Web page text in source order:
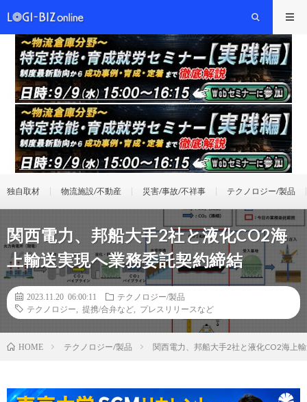
独自取材 物流施設/不動産 災害/事故/不祥事 テクノロジー/製品
関西電力、邦船大手2社と液化CO2海
上輸送実現へ業務委託契約締結
2023.11.20 06:00:11
テクノロジー/製品
テクノロジー
提携/合弁など プレスリリースなど
HOME テクノロジー/製品 関西電力、邦船大手2社と液化CO2海上